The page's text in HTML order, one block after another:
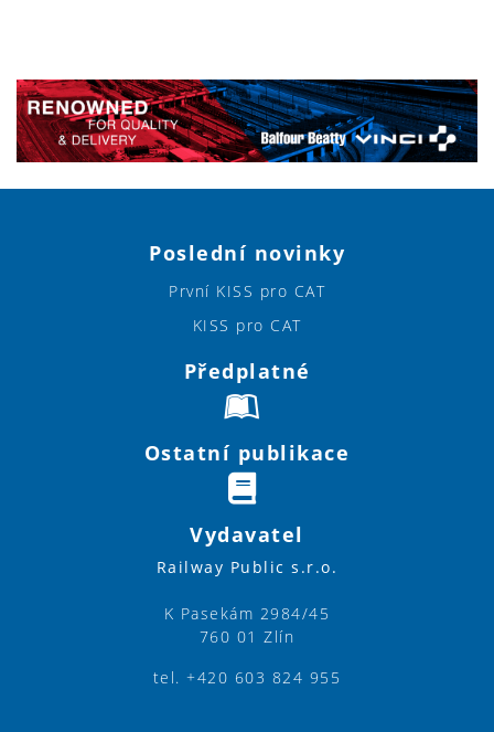
Poslední novinky
První KISS pro CAT
KISS pro CAT
Předplatné
Ostatní publikace
Vydavatel
Railway Public s.r.o.
K Pasekám 2984/45
760 01 Zlín
tel. +420 603 824 955